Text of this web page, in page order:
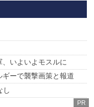
いよいよモスルに
ーで襲撃画策と報道
し
PR